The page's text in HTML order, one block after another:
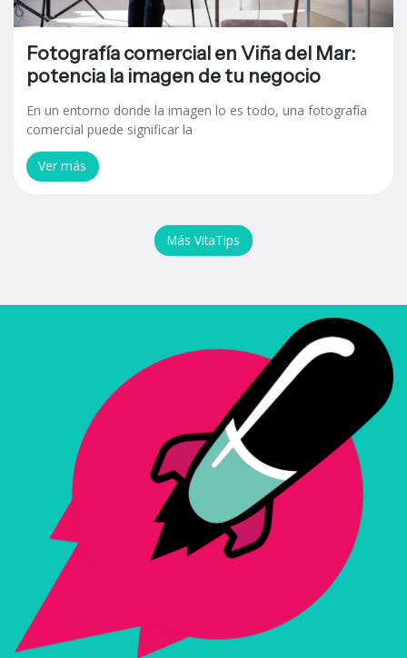
Fotografía comercial en Viña del Mar:
potencia la imagen de tu negocio
En un entorno donde la imagen lo es todo, una fotografía
comercial puede significar la
Ver más
Más VitaTips